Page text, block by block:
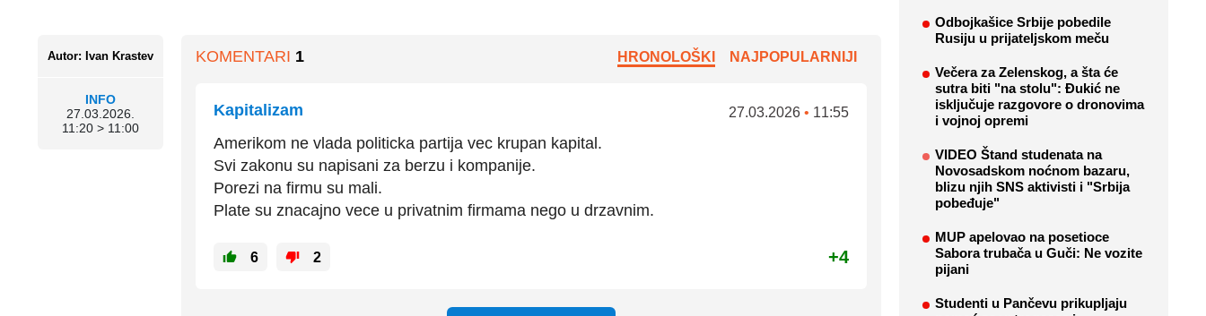
Autor: Ivan Krastev
INFO
27.03.2026.
11:20 > 11:00
KOMENTARI 1 HRONOLOŠKI NAJPOPULARNIJI
Kapitalizam 27.03.2026 • 11:55
Amerikom ne vlada politicka partija vec krupan kapital.
Svi zakonu su napisani za berzu i kompanije.
Porezi na firmu su mali.
Plate su znacajno vece u privatnim firmama nego u drzavnim.
6 2 +4
Odbojkašice Srbije pobedile
Rusiju u prijateljskom meču
Večera za Zelenskog, a šta će
sutra biti "na stolu": Đukić ne
isključuje razgovore o dronovima
i vojnoj opremi
VIDEO Štand studenata na
Novosadskom noćnom bazaru,
blizu njih SNS aktivisti i "Srbija
pobeđuje"
MUP apelovao na posetioce
Sabora trubača u Guči: Ne vozite
pijani
Studenti u Pančevu prikupljaju